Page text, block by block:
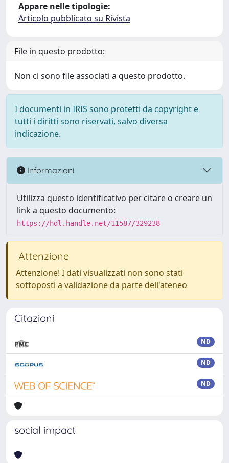
Appare nelle tipologie:
Articolo pubblicato su Rivista
File in questo prodotto:
Non ci sono file associati a questo prodotto.
I documenti in IRIS sono protetti da copyright e
tutti i diritti sono riservati, salvo diversa
indicazione.
Informazioni
Utilizza questo identificativo per citare o creare un
link a questo documento:
https://hdl.handle.net/11587/329238
Attenzione
Attenzione! I dati visualizzati non sono stati
sottoposti a validazione da parte dell'ateneo
Citazioni
ND
ND
ND
social impact